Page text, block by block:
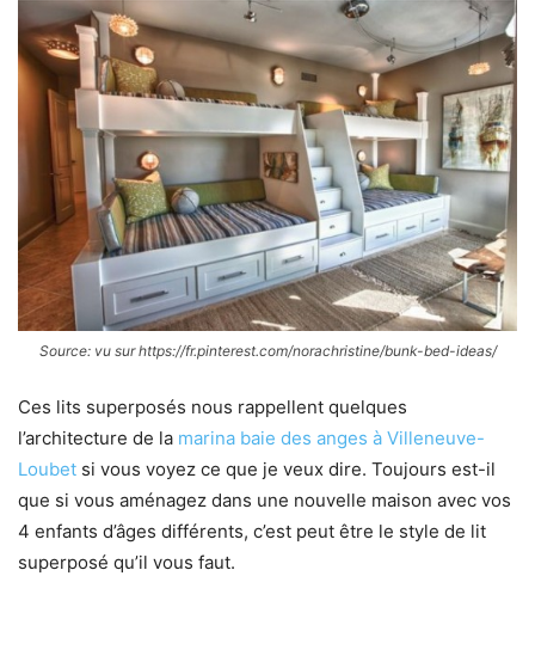
Source: vu sur https://fr.pinterest.com/norachristine/bunk-bed-ideas/
Ces lits superposés nous rappellent quelques
l’architecture de la marina baie des anges à Villeneuve-
Loubet si vous voyez ce que je veux dire. Toujours est-il
que si vous aménagez dans une nouvelle maison avec vos
4 enfants d’âges différents, c’est peut être le style de lit
superposé qu’il vous faut.